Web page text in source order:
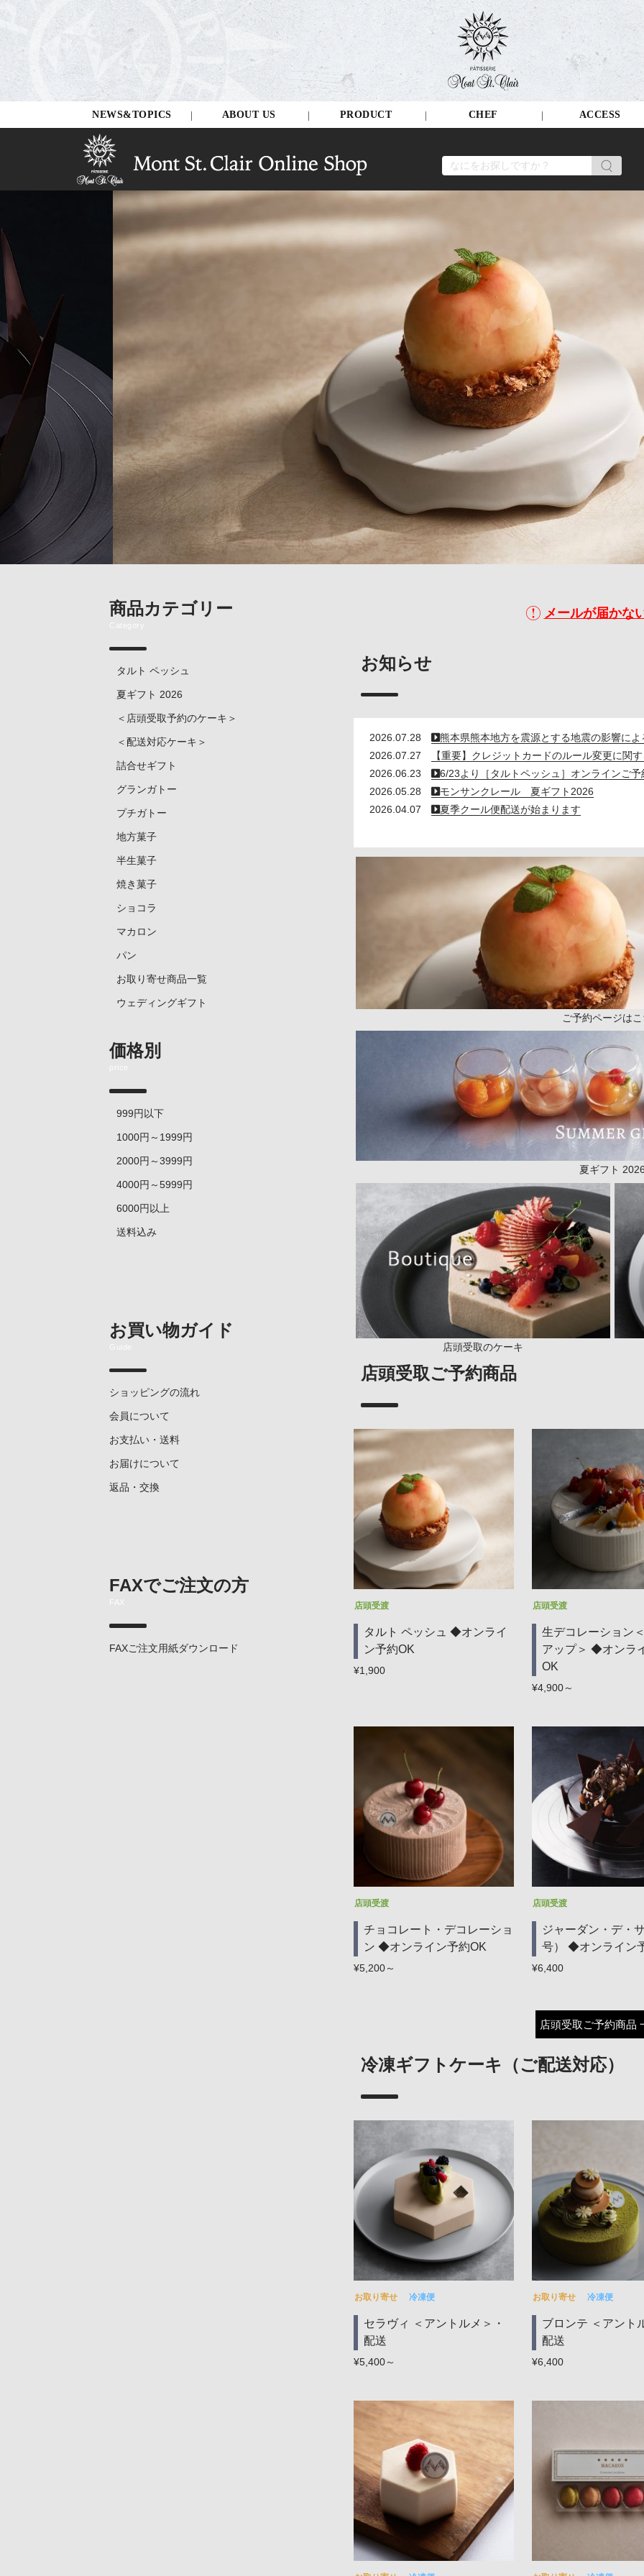
NEWS&TOPICS ABOUT US PRODUCT CHEF ACCESS
商品カテゴリー
Category
タルト ペッシュ
夏ギフト 2026
＜店頭受取予約のケーキ＞
＜配送対応ケーキ＞
詰合せギフト
グランガトー
プチガトー
地方菓子
半生菓子
焼き菓子
ショコラ
マカロン
パン
お取り寄せ商品一覧
ウェディングギフト
価格別
price
999円以下
1000円～1999円
2000円～3999円
4000円～5999円
6000円以上
送料込み
お買い物ガイド
ショッピングの流れ
会員について
お支払い・送料
お届けについて
返品・交換
FAXでご注文の方
FAX
FAXご注文用紙ダウンロード
メールが届かな
お知らせ
2026.07.28
熊本県熊本地方を震源とする地震の影響に
2026.07.27
【重要】クレジットカードのルール変更に関
2026.06.23
6/23より［タルトペッシュ］オンラインご予
2026.05.28
モンサンクレール 夏ギフト2026
2026.04.07
夏季クール便配送が始まります
ご予約ページは
夏ギフト
店頭受取のケーキ
店頭受取ご予約商品
店頭受渡
タルト ペッシュ ◆オンライ
ン予約OK
¥1,900
店頭受渡
生デコレーション
アップ＞ ◆オンラ
OK
¥4,900～
店頭受渡
チョコレート・デコレーショ
ン ◆オンライン予約OK
¥5,200～
店頭受渡
ジャーダン・デ・
号） ◆オンライン
¥6,400
店頭受取ご予約商品
冷凍ギフトケーキ（ご配送対応）
お取り寄せ 冷凍便
セラヴィ ＜アントルメ＞・
配送
¥5,400～
お取り寄せ 冷凍便
ブロンテ ＜アント
配送
¥6,400